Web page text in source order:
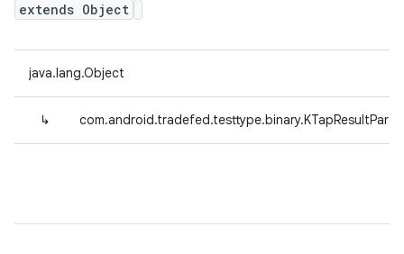
extends Object
java.lang.Object
↳